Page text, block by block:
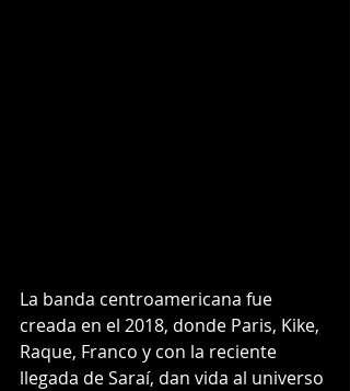
La banda centroamericana fue
creada en el 2018, donde Paris, Kike,
Raque, Franco y con la reciente
llegada de Saraí, dan vida al universo